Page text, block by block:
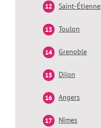
Saint-Étienne
Toulon
Grenoble
Dijon
Angers
Nîmes